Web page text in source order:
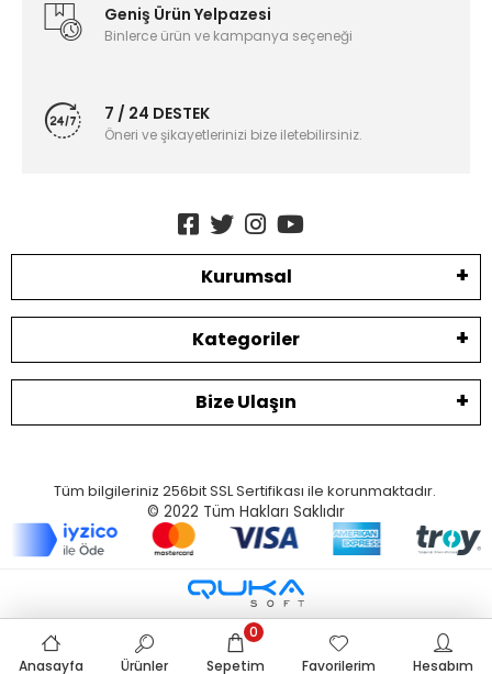
Geniş Ürün Yelpazesi
Binlerce ürün ve kampanya seçeneği
7 / 24 DESTEK
Öneri ve şikayetlerinizi bize iletebilirsiniz.
Kurumsal
Kategoriler
Bize Ulaşın
Tüm bilgileriniz 256bit SSL Sertifikası ile korunmaktadır.
© 2022 Tüm Hakları Saklıdır
Anasayfa Ürünler Sepetim
0
Favorilerim
Hesabım